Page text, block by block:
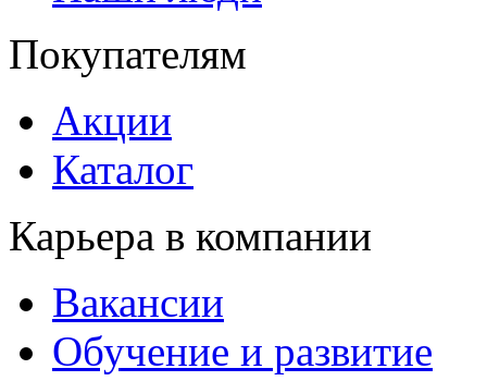
Покупателям
Акции
Каталог
Карьера в компании
Вакансии
Обучение и развитие